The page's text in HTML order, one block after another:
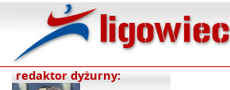
redaktor dyżurny: